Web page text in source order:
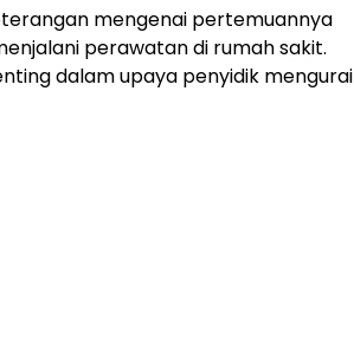
mengenai pertemuannya
perawatan di rumah sakit.
dalam upaya penyidik mengurai